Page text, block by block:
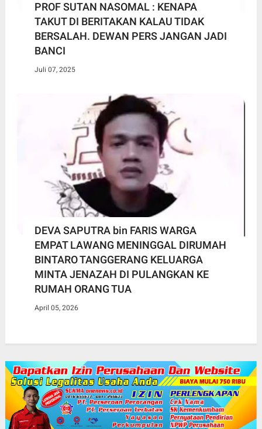
PROF SUTAN NASOMAL : KENAPA
TAKUT DI BERITAKAN KALAU TIDAK
BERSALAH. DEWAN PERS JANGAN JADI
BANCI
Juli 07, 2025
DEVA SAPUTRA bin FARIS WARGA
EMPAT LAWANG MENINGGAL DIRUMAH
BINTARO TANGGERANG KELUARGA
MINTA JENAZAH DI PULANGKAN KE
RUMAH ORANG TUA
April 05, 2026